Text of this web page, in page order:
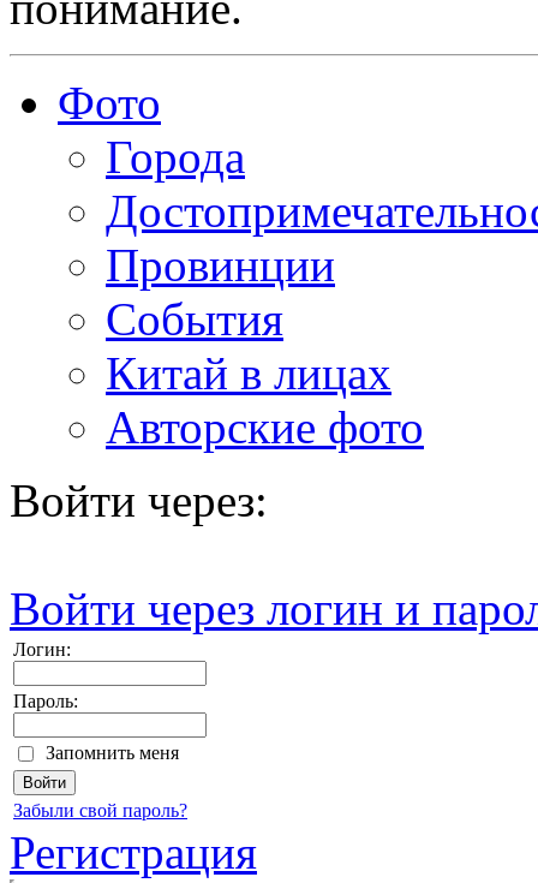
Фото
Города
Провинции
События
Китай в лицах
Авторские фото
Войти через:
Войти через логин и
Логин:
Пароль:
Запомнить меня
Забыли свой пароль?
Регистрация